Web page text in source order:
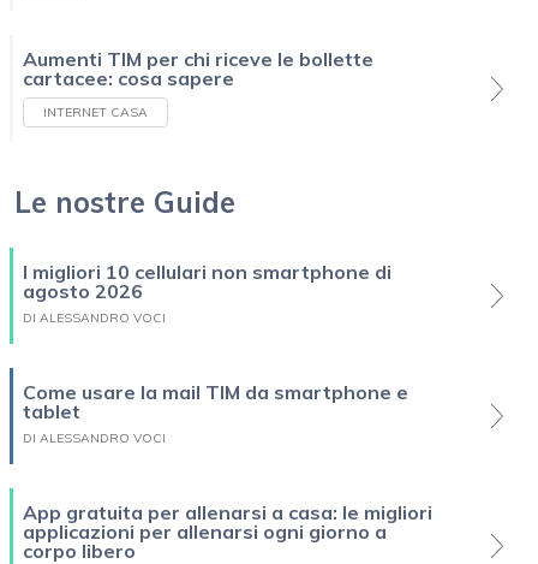
Aumenti TIM per chi riceve le bollette
cartacee: cosa sapere
INTERNET CASA
Le nostre Guide
I migliori 10 cellulari non smartphone di
agosto 2026
DI ALESSANDRO VOCI
Come usare la mail TIM da smartphone e
tablet
DI ALESSANDRO VOCI
App gratuita per allenarsi a casa: le migliori
applicazioni per allenarsi ogni giorno a
corpo libero